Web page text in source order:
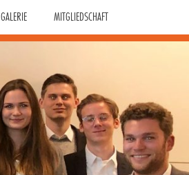
GALERIE MITGLIEDSCHAFT